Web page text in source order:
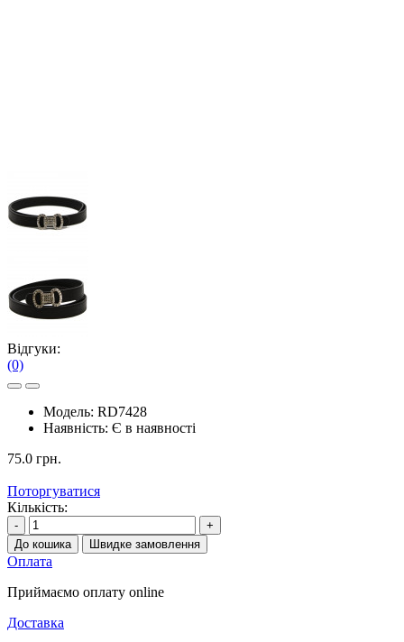
Відгуки:
(0)
Модель: RD7428
Наявність: Є в наявності
75.0 грн.
Поторгуватися
Кількість:
-
+
До кошика
Швидке замовлення
Оплата
Приймаємо оплату online
Доставка